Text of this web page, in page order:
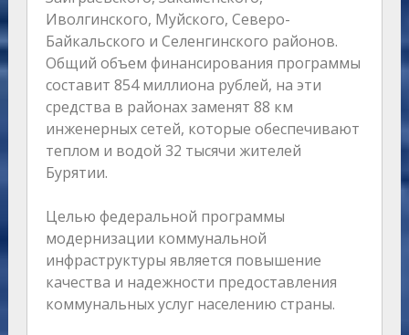
Иволгинского, Муйского, Северо-
Байкальского и Селенгинского районов.
Общий объем финансирования программы
составит 854 миллиона рублей, на эти
средства в районах заменят 88 км
инженерных сетей, которые обеспечивают
теплом и водой 32 тысячи жителей
Бурятии.
Целью федеральной программы
модернизации коммунальной
инфраструктуры является повышение
качества и надежности предоставления
коммунальных услуг населению страны.